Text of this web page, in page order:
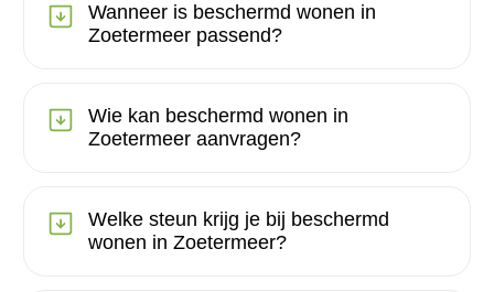
Wanneer is beschermd wonen in
Zoetermeer passend?
Wie kan beschermd wonen in
Zoetermeer aanvragen?
Welke steun krijg je bij beschermd
wonen in Zoetermeer?